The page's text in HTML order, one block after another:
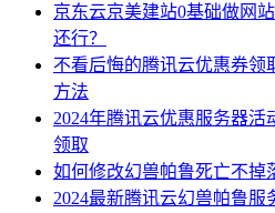
京东云京美建站0基础做网
还行？
不看后悔的腾讯云优惠券领
方法
2024年腾讯云优惠服务器
领取
如何修改幻兽帕鲁死亡不掉
2024最新腾讯云幻兽帕鲁服